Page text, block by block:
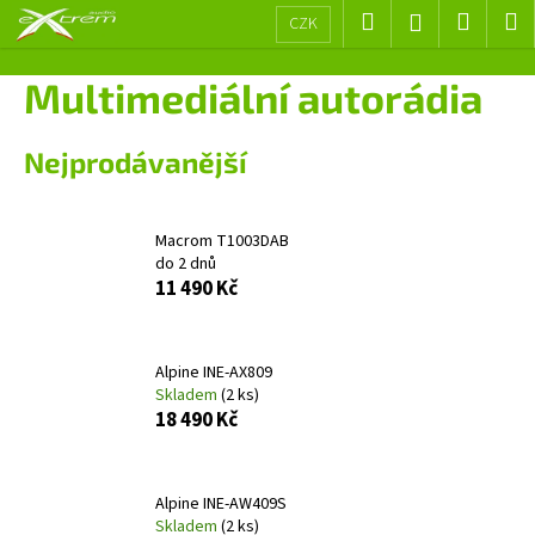
Přejít
CZK Hledat Přihlášení
košík
Multimediální autorádia
Nejprodávanější
Macrom T1003DAB
do 2 dnů
11 490 Kč
Alpine INE-AX809
Skladem (2 ks)
18 490 Kč
Alpine INE-AW409S
Skladem (2 ks)
š
o